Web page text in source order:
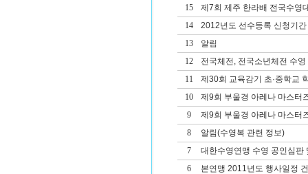
15
제7회 제주 한라배 전국수영
14
2012년도 선수등록 신청기간
13
알림
12
전국체전, 전국소년체전 수
11
제30회 교육감기 초·중학교
10
제9회 부울경 아레나 마스터
9
제9회 부울경 아레나 마스터
8
알림(수영복 관련 정보)
7
대한수영연맹 수영 공인심판
6
본연맹 2011년도 행사일정 건